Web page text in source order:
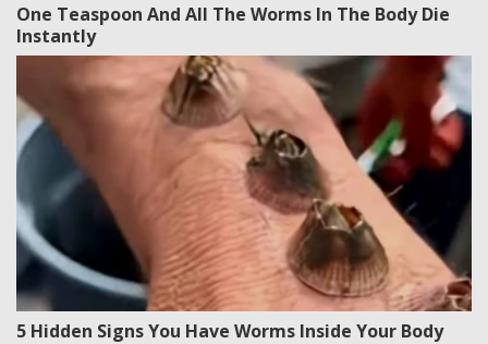
One Teaspoon And All The Worms In The Body Die
Instantly
5 Hidden Signs You Have Worms Inside Your Body